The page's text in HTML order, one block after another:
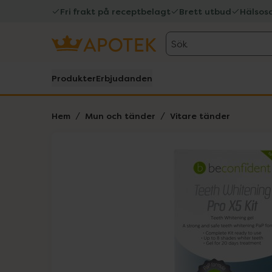
Fri frakt på receptbelagt Brett utbud
Sök
ProdukterErbjudanden
Hem Mun och tänder Vitare tänder
Lista: . Innehåller 1 objekt.